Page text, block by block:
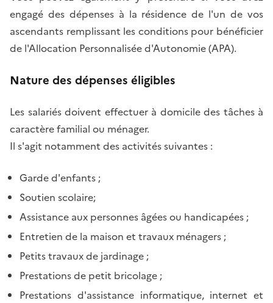
engagé des dépenses à la résidence de l'un de vos
ascendants remplissant les conditions pour bénéficier
de l'Allocation Personnalisée d'Autonomie (APA).
Nature des dépenses éligibles
Les salariés doivent effectuer à domicile des tâches à
caractère familial ou ménager.
Il s'agit notamment des activités suivantes :
Garde d'enfants ;
Soutien scolaire;
Assistance aux personnes âgées ou handicapées ;
Entretien de la maison et travaux ménagers ;
Petits travaux de jardinage ;
Prestations de petit bricolage ;
Prestations d'assistance informatique, internet et